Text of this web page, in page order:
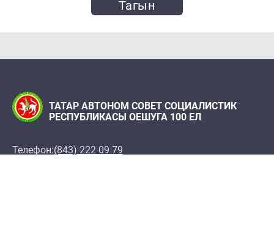
Тагын
ТАТАР АВТОНОМ СОВЕТ СОЦИАЛИСТИК
РЕСПУБЛИКАСЫ ОЕШУГА 100 ЕЛ
Телефон:(843) 222 09 79